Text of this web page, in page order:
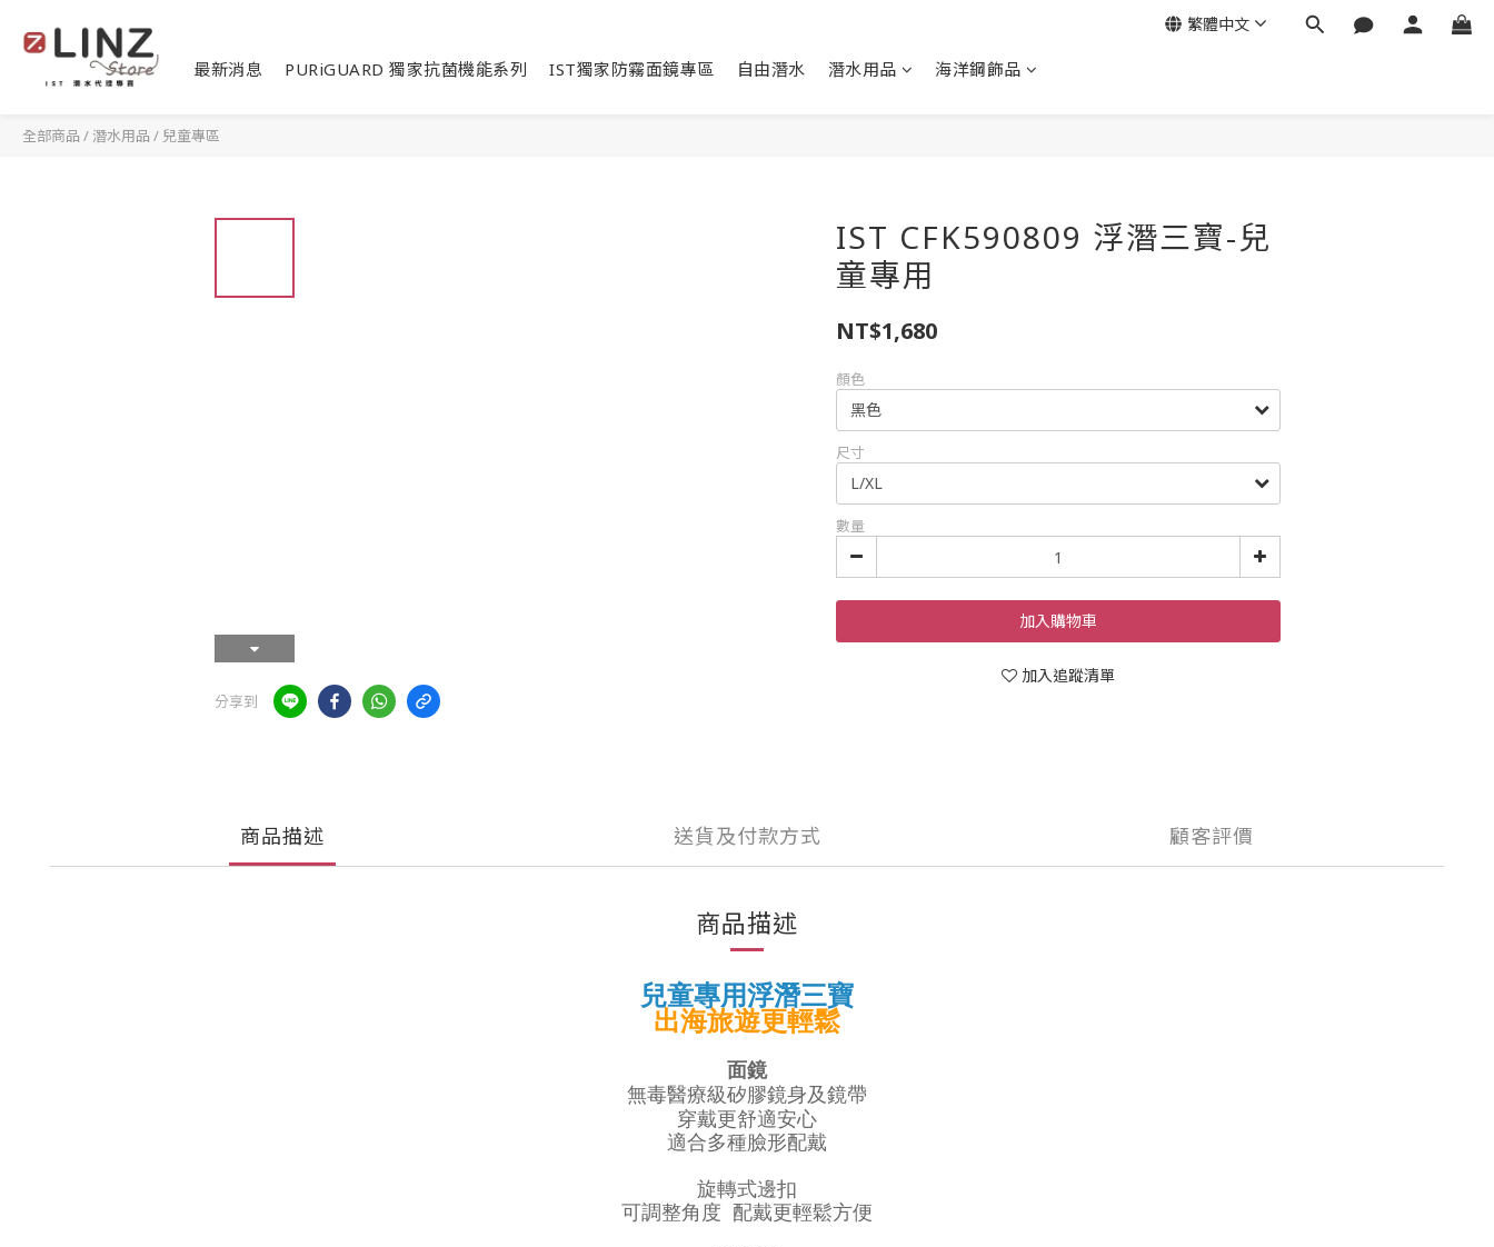
最新消息 PURiGUARD 獨家抗菌機能系列 IST獨家防霧面鏡專區 自由潛水 潛水用品 海洋鋼飾品
繁體中文
全部商品 / 潛水用品 / 兒童專區
分享到
IST CFK590809 浮潛三寶-兒
童專用
NT$1,680
顏色
尺寸
數量
加入購物車
加入追蹤清單
商品描述 送貨及付款方式 顧客評價
商品描述
兒童專用浮潛三寶
出海旅遊更輕鬆
面鏡
無毒醫療級矽膠鏡身及鏡帶
穿戴更舒適安心
適合多種臉形配戴
旋轉式邊扣
可調整角度 配戴更輕鬆方便